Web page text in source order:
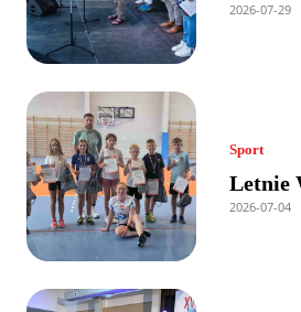
2026-07-29
Sport
Letnie
2026-07-04